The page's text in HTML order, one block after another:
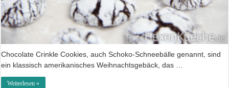
Chocolate Crinkle Cookies, auch Schoko-Schneebälle genannt, sind
ein klassisch amerikanisches Weihnachtsgebäck, das …
Weiterlesen »